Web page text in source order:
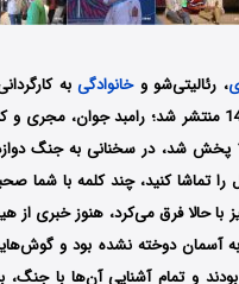
، رئالیتی‌شو وخانوادگیبه
محمد شریفی و رامبد جوان است که در سال 1404 منتشر
اول این برنامه که چهارشنبه 18 تیرماه سال 1404 پخش
تماشا کنید، چند کلمه با شما
حالا فرق می‌کرد، هنوز خبری از
آسمان دوخته نشده بود و
و تمام آشنایی آن‌ها با جنگ،